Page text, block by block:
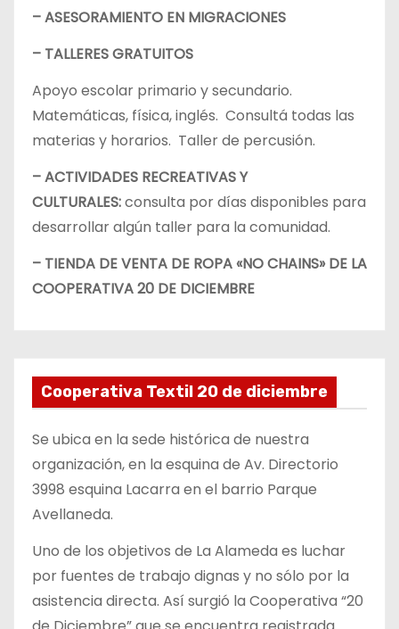
– ASESORAMIENTO EN MIGRACIONES
– TALLERES GRATUITOS
Apoyo escolar primario y secundario.
Matemáticas, física, inglés. Consultá todas las
materias y horarios. Taller de percusión.
– ACTIVIDADES RECREATIVAS Y
CULTURALES:consulta por días disponibles para
desarrollar algún taller para la comunidad.
– TIENDA DE VENTA DE ROPA «NO CHAINS» DE LA
COOPERATIVA 20 DE DICIEMBRE
Cooperativa Textil 20 de diciembre
Se ubica en la sede histórica de nuestra
organización, en la esquina de Av. Directorio
3998 esquina Lacarra en el barrio Parque
Avellaneda.
Uno de los objetivos de La Alameda es luchar
por fuentes de trabajo dignas y no sólo por la
asistencia directa. Así surgió la Cooperativa “20